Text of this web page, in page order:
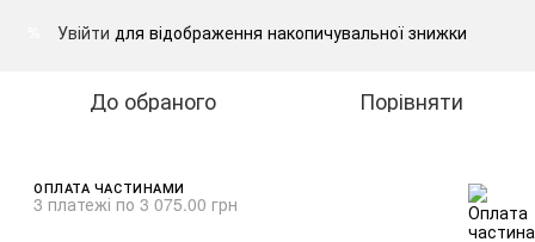
Увійти для відображення накопичувальної знижки
До обраного Порівняти
ОПЛАТА ЧАСТИНАМИ
3 платежі по 3 075.00 грн